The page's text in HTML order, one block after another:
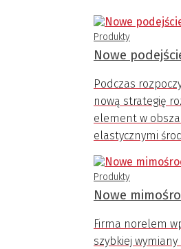
Produkty
Nowe
Podczas
nową strategię
element w
elastycznymi
Produkty
Nowe
Firma norelem
szybkiej